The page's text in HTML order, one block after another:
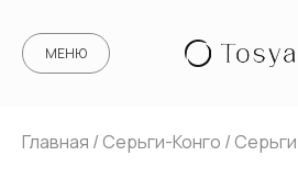
МЕНЮ
Главная / Серьги-Конго /